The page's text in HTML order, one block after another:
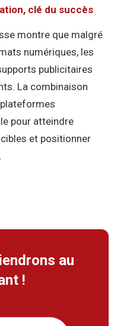
clé du succès
montre que malgré
numériques, les
publicitaires
La combinaison
pour atteindre
et positionner
au
!